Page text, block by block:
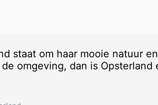
staat om haar mooie natuur
omgeving, dan is